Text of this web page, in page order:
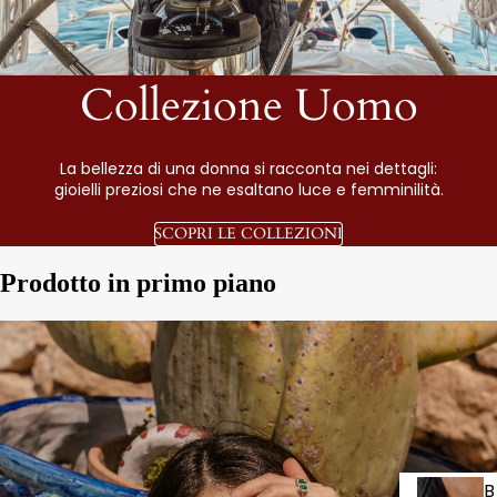
B
Collezione Uomo
La bellezza di una donna si racconta nei dettagli:
gioielli preziosi che ne esaltano luce e femminilità.
SCOPRI LE COLLEZIONI
Prodotto in primo piano